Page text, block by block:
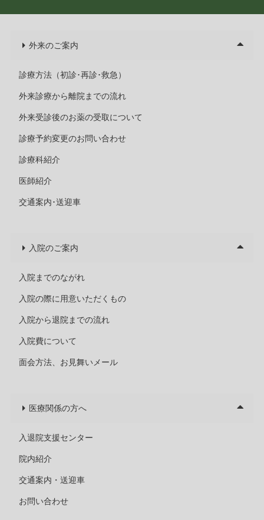
外来のご案内
診療方法（初診･再診･救急）
外来診療から離院までの流れ
外来受診後のお薬の受取について
診療予約変更のお問い合わせ
診療科紹介
医師紹介
交通案内･送迎車
入院のご案内
入院までのながれ
入院の際に用意いただくもの
入院から退院までの流れ
入院費について
面会方法、お見舞いメール
医療関係の方へ
入退院支援センター
院内紹介
交通案内・送迎車
お問い合わせ